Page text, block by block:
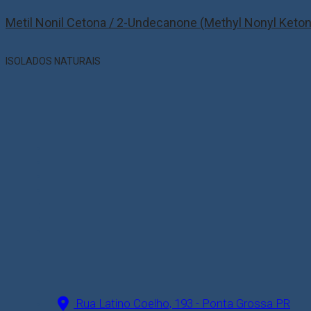
ISOLADOS NATURAIS
Metil Nonil Cetona / 2-Undecanone (Methyl Nonyl
Rua Latino Coelho, 193 - Ponta Grossa PR